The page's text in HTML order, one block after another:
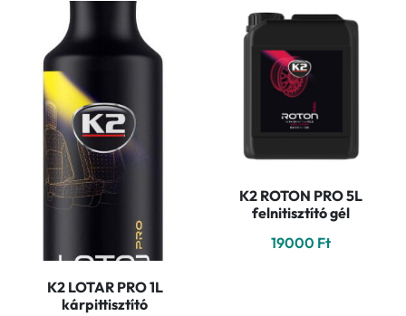
K2 LOTAR PRO 1L
kárpittisztító
K2 ROTON PRO 5L
felnitisztító gél
19000 Ft